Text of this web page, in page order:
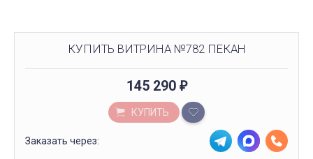
КУПИТЬ ВИТРИНА №782 ПЕКАН
145 290 ₽
КУПИТЬ
Заказать через: